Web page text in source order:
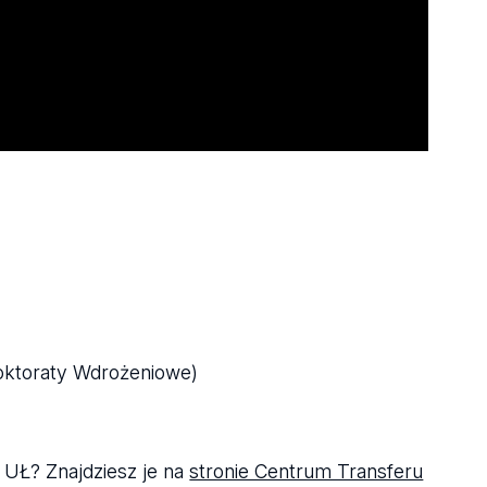
Wdrożeniowe)
Znajdziesz je nastronie Centrum Transferu